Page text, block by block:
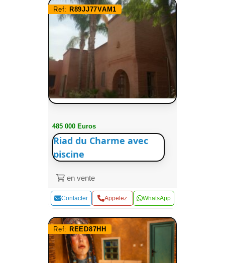
Ref: R89JJ77VAM1
485 000 Euros
Riad du Charme avec
piscine
en vente
Contacter Appelez WhatsApp
Ref: REED87HH